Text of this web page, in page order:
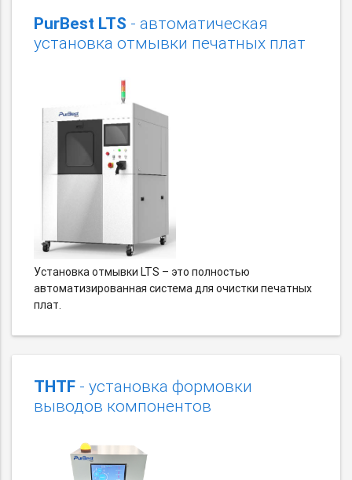
PurBest LTS - автоматическая
установка отмывки печатных плат
Установка отмывки LTS – это полностью
автоматизированная система для очистки печатных
плат.
THTF - установка формовки
выводов компонентов